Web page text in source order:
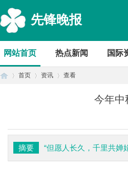
先锋晚报
网站首页 热点新闻 国际
首页 资讯 查看
今年中
摘要 “但愿人长久，千里共婵